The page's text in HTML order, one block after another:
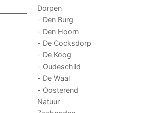
Dorpen
- Den Burg
- Den Hoorn
- De Cocksdorp
- De Koog
- Oudeschild
- De Waal
- Oosterend
Natuur